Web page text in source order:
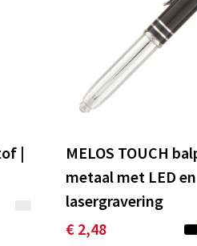
|
MELOS TOUCH
metaal met LED en
lasergravering
€ 2,48